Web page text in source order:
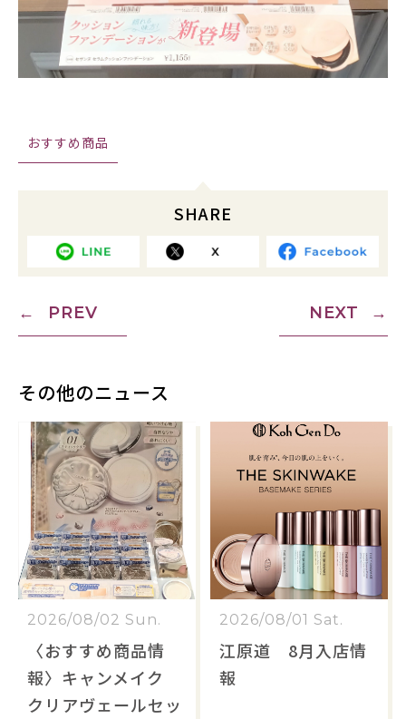
おすすめ商品
SHARE
PREV NEXT
その他のニュース
2026/08/02 Sun.
〈おすすめ商品情
報〉キャンメイク
クリアヴェールセッ
2026/08/01 Sat.
江原道 8月入店情
報